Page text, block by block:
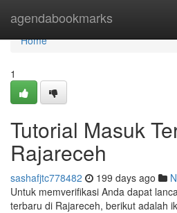
agendabookmarks
Home
Home
1
Tutorial Masuk
Rajareceh
sashafjtc778482 199 days ago
Untuk memverifikasi Anda dapat
terbaru di Rajareceh, berikut adalah